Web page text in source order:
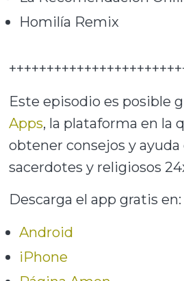
Homilía Remix
Este episodio es posible
Apps, la plataforma en la
obtener consejos y
sacerdotes y religiosos
Descarga el app gratis en:
Android
iPhone